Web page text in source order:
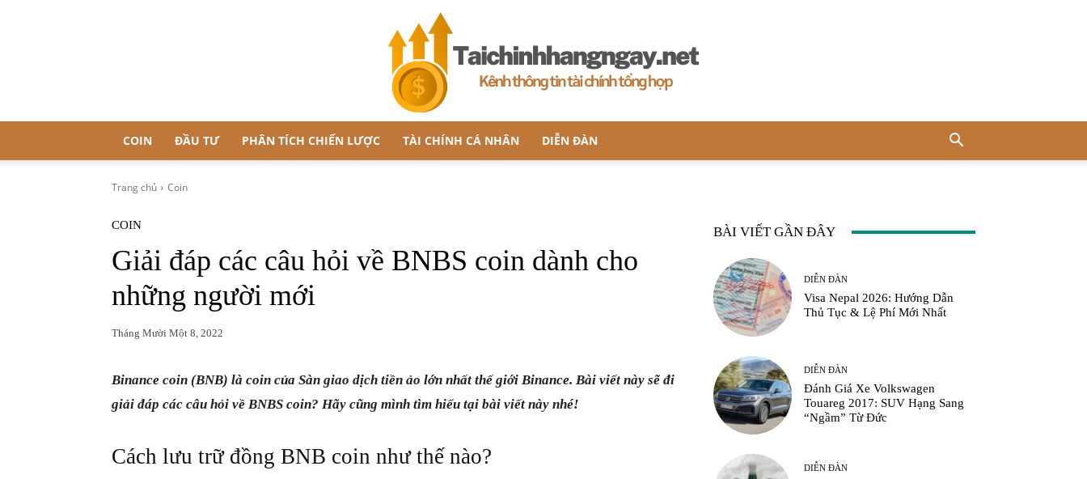
Kênh
COIN ĐẦU TƯ PHÂN TÍCH CHIẾN LƯỢC TÀI CHÍNH CÁ NHÂN DIỄN ĐÀN
Trang chủ Coin
COIN
Giải đáp các câu hỏi về BNBS coin dành cho
những người mới
Tháng Mười Một 8, 2022
Binance coin (BNB) là coin của Sàn giao dịch tiền ảo lớn nhất thế giới Binance. Bài viết này sẽ đi
giải đáp các câu hỏi về BNBS coin? Hãy cũng mình tìm hiểu tại bài viết này nhé!
Cách lưu trữ đồng BNB coin như thế nào?
BÀI VIẾT GẦN ĐÂY
DIỄN ĐÀN
Visa Nepal 2026: Hướng Dẫn
Thủ Tục & Lệ Phí Mới Nhất
DIỄN ĐÀN
Đánh Giá Xe Volkswagen
Touareg 2017: SUV Hạng Sang
“Ngầm” Từ Đức
DIỄN ĐÀN